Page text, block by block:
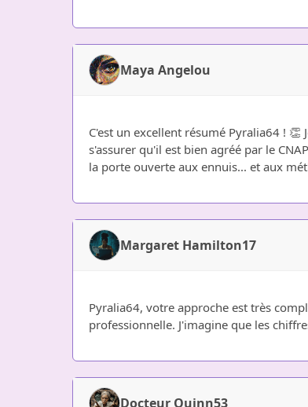
Maya Angelou
C'est un excellent résumé Pyralia64 !
s'assurer qu'il est bien agréé par le
la porte ouverte aux ennuis... et aux
Margaret Hamilton17
Pyralia64, votre approche est très
professionnelle. J'imagine que les
Docteur Quinn53